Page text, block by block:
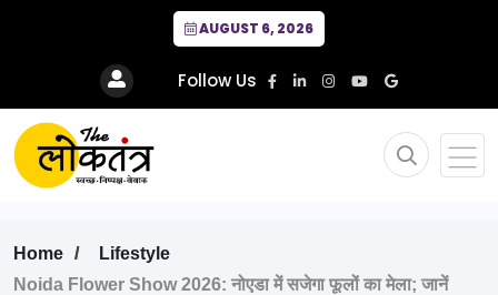
AUGUST 6, 2026
Follow Us
Home
Lifestyle
Noida Flower Show 2026: नोएडा में सजेगा फूलों का मेला; जानें